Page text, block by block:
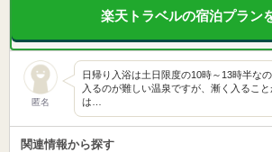
楽天トラベルの宿泊プラン
匿名
日帰り入浴は土日限度の10時～13時半な
入るのが難しい温泉ですが、漸く入るこ
は…
関連情報から探す